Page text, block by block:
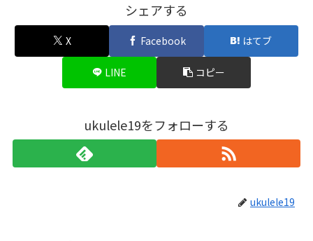
シェアする
X Facebook はてブ
LINE コピー
ukulele19をフォローする
ukulele19